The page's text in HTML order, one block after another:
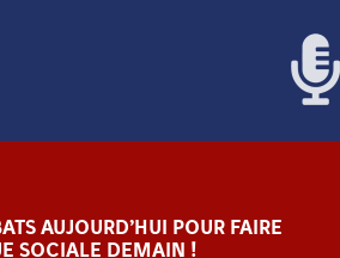
AUJOURD’HUI POUR FAIRE
SOCIALE DEMAIN !